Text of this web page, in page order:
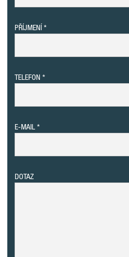
PŘÍJMENÍ
TELEFON
E-MAIL
DOTAZ